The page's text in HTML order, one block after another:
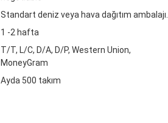
Standart deniz veya hava dağıtım ambalajı.
1 -2 hafta
T/T, L/C, D/A, D/P, Western Union,
MoneyGram
Ayda 500 takım